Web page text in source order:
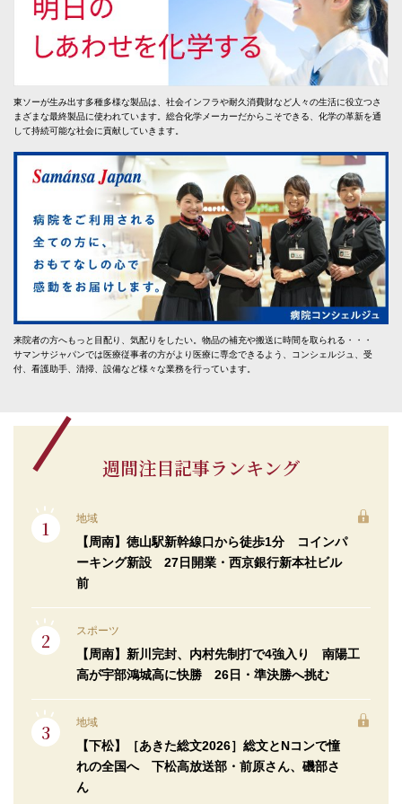
東ソーが生み出す多種多様な製品は、社会インフラや耐久消費財など人々の生活に役立つさ
まざまな最終製品に使われています。総合化学メーカーだからこそできる、化学の革新を通
して持続可能な社会に貢献していきます。
来院者の方へもっと目配り、気配りをしたい。物品の補充や搬送に時間を取られる・・・
サマンサジャパンでは医療従事者の方がより医療に専念できるよう、コンシェルジュ、受
付、看護助手、清掃、設備など様々な業務を行っています。
週間注目記事ランキング
地域
【周南】徳山駅新幹線口から徒歩1分 コインパ
ーキング新設 27日開業・西京銀行新本社ビル
前
スポーツ
【周南】新川完封、内村先制打で4強入り 南陽工
高が宇部鴻城高に快勝 26日・準決勝へ挑む
地域
【下松】［あきた総文2026］総文とNコンで憧
れの全国へ 下松高放送部・前原さん、磯部さ
ん